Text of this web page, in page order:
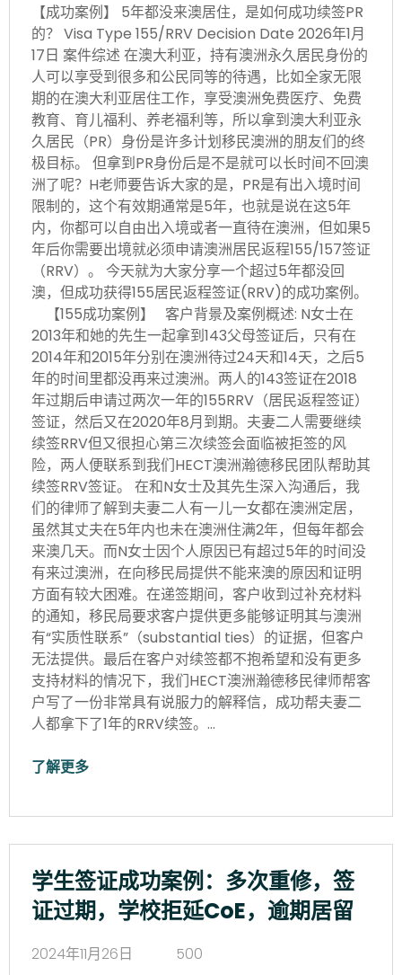
【成功案例】 5年都没来澳居住，是如何成功续签PR
的？ Visa Type 155/RRV Decision Date 2026年1月
17日 案件综述 在澳大利亚，持有澳洲永久居民身份的
人可以享受到很多和公民同等的待遇，比如全家无限
期的在澳大利亚居住工作，享受澳洲免费医疗、免费
教育、育儿福利、养老福利等，所以拿到澳大利亚永
久居民（PR）身份是许多计划移民澳洲的朋友们的终
极目标。 但拿到PR身份后是不是就可以长时间不回澳
洲了呢？H老师要告诉大家的是，PR是有出入境时间
限制的，这个有效期通常是5年，也就是说在这5年
内，你都可以自由出入境或者一直待在澳洲，但如果5
年后你需要出境就必须申请澳洲居民返程155/157签证
（RRV）。 今天就为大家分享一个超过5年都没回
澳，但成功获得155居民返程签证(RRV)的成功案例。
【155成功案例】 客户背景及案例概述: N女士在
2013年和她的先生一起拿到143父母签证后，只有在
2014年和2015年分别在澳洲待过24天和14天，之后5
年的时间里都没再来过澳洲。两人的143签证在2018
年过期后申请过两次一年的155RRV（居民返程签证）
签证，然后又在2020年8月到期。夫妻二人需要继续
续签RRV但又很担心第三次续签会面临被拒签的风
险，两人便联系到我们HECT澳洲瀚德移民团队帮助其
续签RRV签证。 在和N女士及其先生深入沟通后，我
们的律师了解到夫妻二人有一儿一女都在澳洲定居，
虽然其丈夫在5年内也未在澳洲住满2年，但每年都会
来澳几天。而N女士因个人原因已有超过5年的时间没
有来过澳洲，在向移民局提供不能来澳的原因和证明
方面有较大困难。在递签期间，客户收到过补充材料
的通知，移民局要求客户提供更多能够证明其与澳洲
有“实质性联系”（substantial ties）的证据，但客户
无法提供。最后在客户对续签都不抱希望和没有更多
支持材料的情况下，我们HECT澳洲瀚德移民律师帮客
户写了一份非常具有说服力的解释信，成功帮夫妻二
人都拿下了1年的RRV续签。…
了解更多
学生签证成功案例：多次重修，签
证过期，学校拒延CoE，逾期居留
2024年11月26日 500